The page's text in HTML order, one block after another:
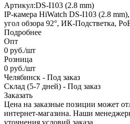
Артикул:DS-I103 (2.8 mm)
IP-камера HiWatch DS-I103 (2.8
угол обзора 92°, ИК-Подстветка,
Подробнее
Опт
0 руб./шт
Розница
0 руб./шт
Челябинск - Под заказ
Склад (5-7 дней) - Под заказ
Заказать
Цена на заказные позиции может
интернет-магазина. Наши
уточнения условий заказа.